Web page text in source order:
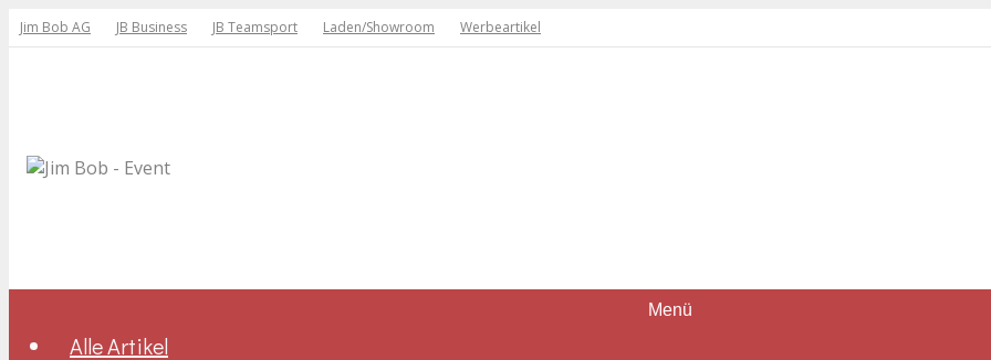
Jim Bob AG JB Business JB Teamsport Laden/Showroom Werbeartikel
Menü
Alle Artikel